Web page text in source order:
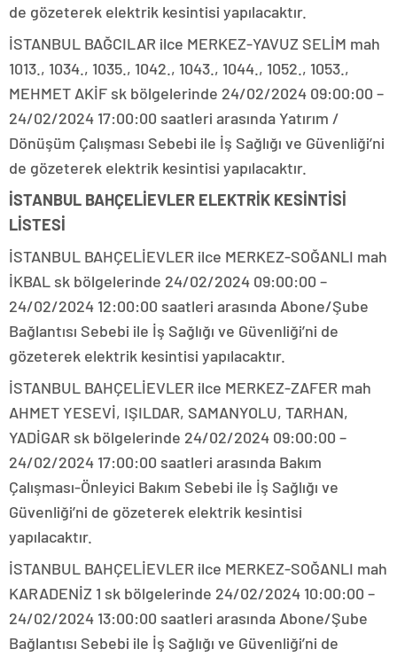
de gözeterek elektrik kesintisi yapılacaktır.
İSTANBUL BAĞCILAR ilce MERKEZ-YAVUZ SELİM mah
1013., 1034., 1035., 1042., 1043., 1044., 1052., 1053.,
MEHMET AKİF sk bölgelerinde 24/02/2024 09:00:00 –
24/02/2024 17:00:00 saatleri arasında Yatırım /
Dönüşüm Çalışması Sebebi ile İş Sağlığı ve Güvenliği’ni
de gözeterek elektrik kesintisi yapılacaktır.
İSTANBUL BAHÇELİEVLER ELEKTRİK KESİNTİSİ
LİSTESİ
İSTANBUL BAHÇELİEVLER ilce MERKEZ-SOĞANLI mah
İKBAL sk bölgelerinde 24/02/2024 09:00:00 –
24/02/2024 12:00:00 saatleri arasında Abone/Şube
Bağlantısı Sebebi ile İş Sağlığı ve Güvenliği’ni de
gözeterek elektrik kesintisi yapılacaktır.
İSTANBUL BAHÇELİEVLER ilce MERKEZ-ZAFER mah
AHMET YESEVİ, IŞILDAR, SAMANYOLU, TARHAN,
YADİGAR sk bölgelerinde 24/02/2024 09:00:00 –
24/02/2024 17:00:00 saatleri arasında Bakım
Çalışması-Önleyici Bakım Sebebi ile İş Sağlığı ve
Güvenliği’ni de gözeterek elektrik kesintisi
yapılacaktır.
İSTANBUL BAHÇELİEVLER ilce MERKEZ-SOĞANLI mah
KARADENİZ 1 sk bölgelerinde 24/02/2024 10:00:00 –
24/02/2024 13:00:00 saatleri arasında Abone/Şube
Bağlantısı Sebebi ile İş Sağlığı ve Güvenliği’ni de